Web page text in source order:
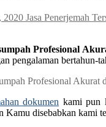
2020 Jasa Penerjemah
Profesional
pengalaman bertahun-
dokumen kami pun
Kamu disebabkan kami